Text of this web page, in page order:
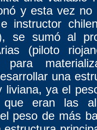
y esta vez no
instructor
se sumó al
(piloto
para
una
liviana, ya el
que eran las
peso de más